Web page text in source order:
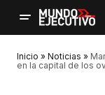
Inicio » Noticias »
en la capital de los